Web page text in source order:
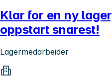
Klar for en ny
oppstart snarest!
Lagermedarbeider